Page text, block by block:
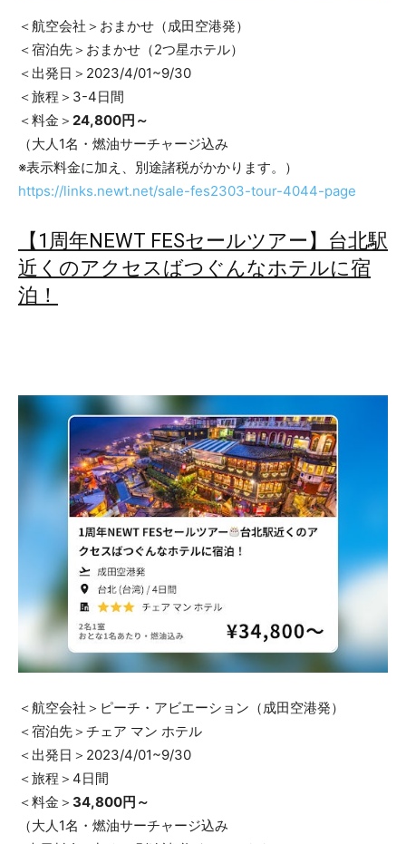
＜航空会社＞おまかせ（成田空港発）
＜宿泊先＞おまかせ（2つ星ホテル）
＜出発日＞2023/4/01~9/30
＜旅程＞3-4日間
＜料金＞ 24,800円～
（大人1名・燃油サーチャージ込み
※表示料金に加え、別途諸税がかかります。）
https://links.newt.net/sale-fes2303-tour-4044-page
【1周年NEWT FESセールツアー】台北駅
近くのアクセスばつぐんなホテルに宿
泊！
＜航空会社＞ピーチ・アビエーション（成田空港発）
＜宿泊先＞チェア マン ホテル
＜出発日＞2023/4/01~9/30
＜旅程＞4日間
＜料金＞ 34,800円～
（大人1名・燃油サーチャージ込み